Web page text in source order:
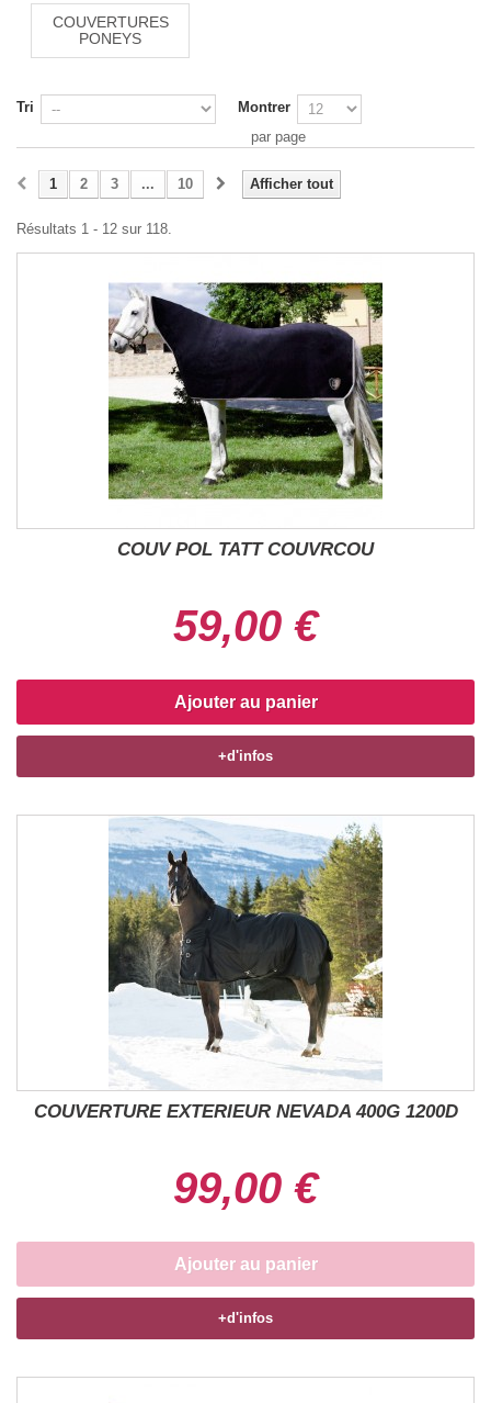
COUVERTURES
PONEYS
Tri
Montrer
par page
Afficher tout
1 2 3 ... 10
Résultats 1 - 12 sur 118.
COUV POL TATT COUVRCOU
59,00 €
Ajouter au panier
+d'infos
COUVERTURE EXTERIEUR NEVADA 400G 1200D
99,00 €
Ajouter au panier
+d'infos